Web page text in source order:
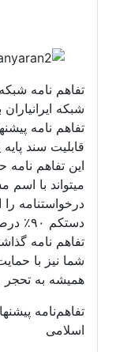
تفاهم نامه شبکه
شبکه
تفاهم نامه
قابلیت سند
این تفاهم
میتواند با اسم
دستکم
تفاهم نامه
شما نیز با
همیشه به تحجر
تفاهم‌نامه
اسلامی